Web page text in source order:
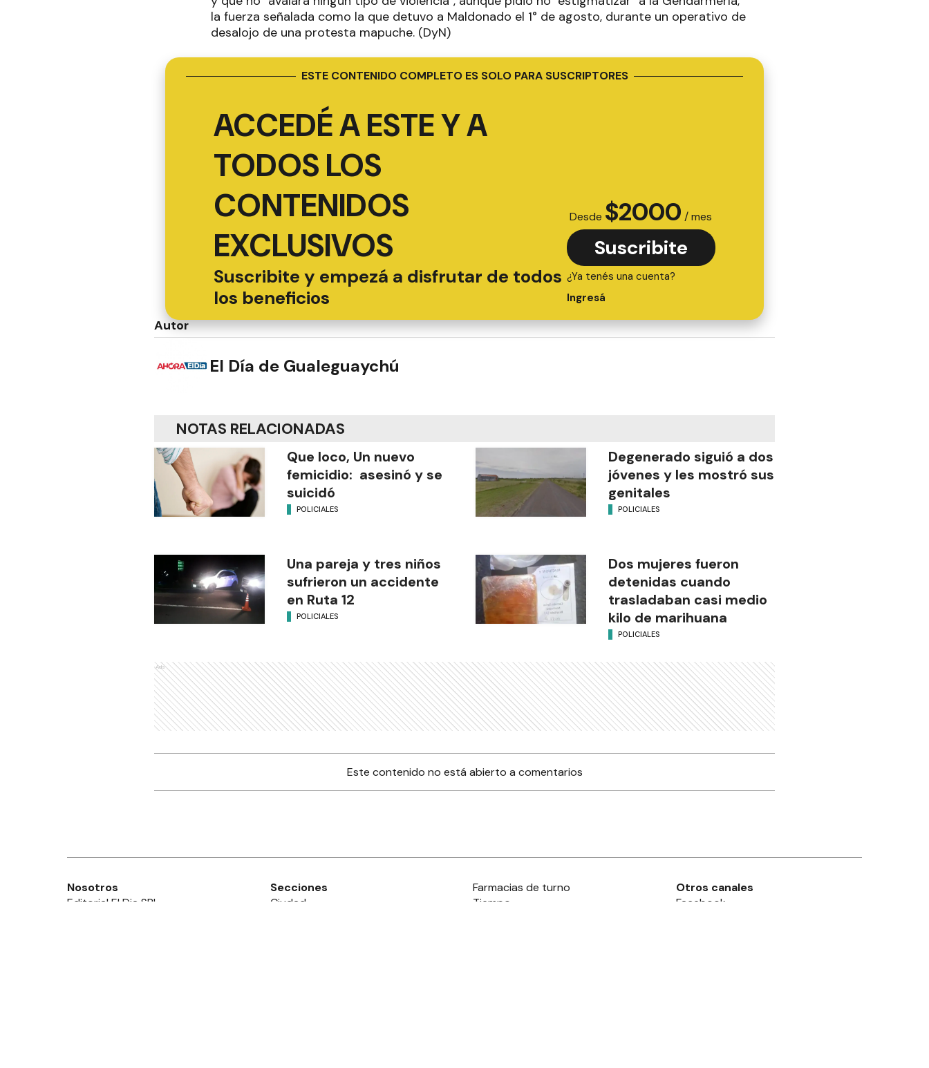
la fuerza señalada como la que detuvo a Maldonado el 1° de agosto, durante un operativo de
desalojo de una protesta mapuche. (DyN)
ESTE CONTENIDO COMPLETO ES SOLO PARA SUSCRIPTORES
ACCEDÉ A ESTE Y A
TODOS LOS
CONTENIDOS
EXCLUSIVOS
Suscribite y empezá a disfrutar de todos
los beneficios
Desde $2000 / mes
Suscribite
¿Ya tenés una cuenta?
Ingresá
Autor
El Día de Gualeguaychú
NOTAS RELACIONADAS
Que loco, Un nuevo
femicidio: asesinó y se
suicidó
POLICIALES
Degenerado siguió a dos
jóvenes y les mostró sus
genitales
POLICIALES
Una pareja y tres niños
sufrieron un accidente
en Ruta 12
POLICIALES
Dos mujeres fueron
detenidas cuando
trasladaban casi medio
kilo de marihuana
POLICIALES
Ads
Este contenido no está abierto a comentarios
Nosotros
Editorial El Dia SRL
Secciones
Ciudad
Farmacias de turno
Tiempo
Otros canales
Facebook